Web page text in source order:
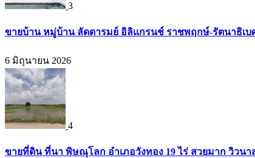
3
ขายบ้าน หมู่บ้าน ลัดดารมย์ อิลิแกรนช์ ราชพฤกษ์-รัตนาธิเบศ
6 มิถุนายน 2026
4
ขายที่ดิน ที่นา พิษณุโลก อำเภอวังทอง 19 ไร่ สวยมาก วิวนาส